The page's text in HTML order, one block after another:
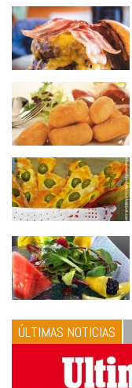
ÚLTIMAS NOTICIAS